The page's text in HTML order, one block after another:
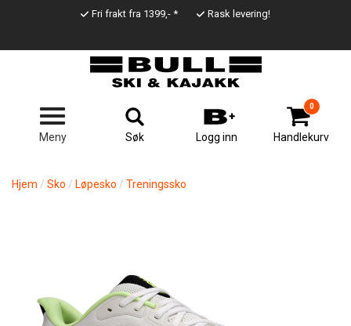
Line
Fri frakt fra 1399,- * Rask levering!
Meny Søk Logg inn Handlekurv
0
Hjem Sko Løpesko Treningssko